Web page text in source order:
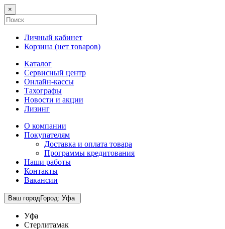
×
Личный кабинет
Корзина (нет товаров)
Каталог
Сервисный центр
Онлайн-кассы
Тахографы
Новости и акции
Лизинг
О компании
Покупателям
Доставка и оплата товара
Программы кредитования
Наши работы
Контакты
Вакансии
Ваш городГород: Уфа
Уфа
Стерлитамак